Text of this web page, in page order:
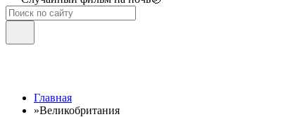
Главная
»Великобритания